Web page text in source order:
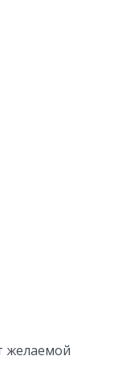
желаемой